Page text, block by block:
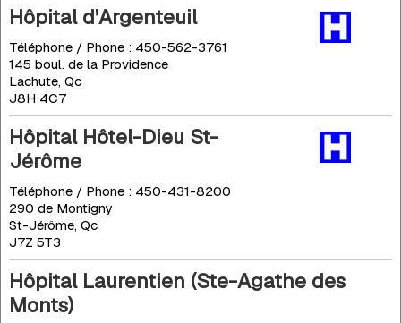
Hôpital d’Argenteuil
Téléphone / Phone : 450-562-3761
145 boul. de la Providence
Lachute, Qc
J8H 4C7
Hôpital Hôtel-Dieu St-
Jérôme
Téléphone / Phone : 450-431-8200
290 de Montigny
St-Jérôme, Qc
J7Z 5T3
Hôpital Laurentien (Ste-Agathe des
Monts)